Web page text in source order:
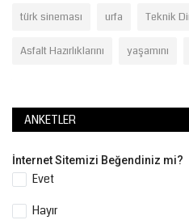
türk sineması urfa Teknik
Asfalt Hazırlıklarını yaşamını
ANKETLER
İnternet Sitemizi Beğendiniz mi?
Evet
Hayır